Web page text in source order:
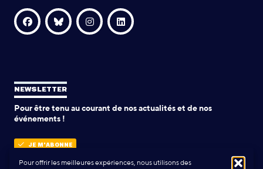
Pour offrir les meilleures expériences, nous utilisons des
NEWSLETTER
Pour être tenu au courant de nos actualités et de nos
événements !
JE M'ABONNE